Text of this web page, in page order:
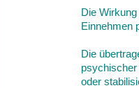
Die
Einnehmen
Die
oder